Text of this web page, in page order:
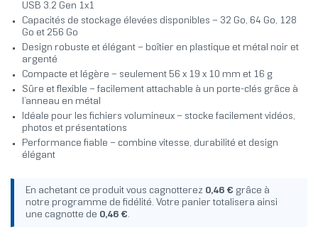
USB 3.2 Gen 1x1
Capacités de stockage élevées disponibles – 32 Go, 64 Go, 128
Go et 256 Go
Design robuste et élégant – boîtier en plastique et métal noir et
argenté
Compacte et légère – seulement 56 x 19 x 10 mm et 16 g
Sûre et flexible – facilement attachable à un porte-clés grâce à
l’anneau en métal
Idéale pour les fichiers volumineux – stocke facilement vidéos,
photos et présentations
Performance fiable – combine vitesse, durabilité et design
élégant
En achetant ce produit vous cagnotterez 0,46 € grâce à
notre programme de fidélité. Votre panier totalisera ainsi
une cagnotte de 0,46 €.